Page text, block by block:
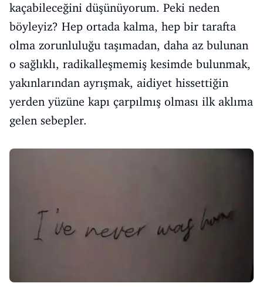
kaçabileceğini düşünüyorum. Peki neden
böyleyiz? Hep ortada kalma, hep bir tarafta
olma zorunluluğu taşımadan, daha az bulunan
o sağlıklı, radikalleşmemiş kesimde bulunmak,
yakınlarından ayrışmak, aidiyet hissettiğin
yerden yüzüne kapı çarpılmış olması ilk aklıma
gelen sebepler.